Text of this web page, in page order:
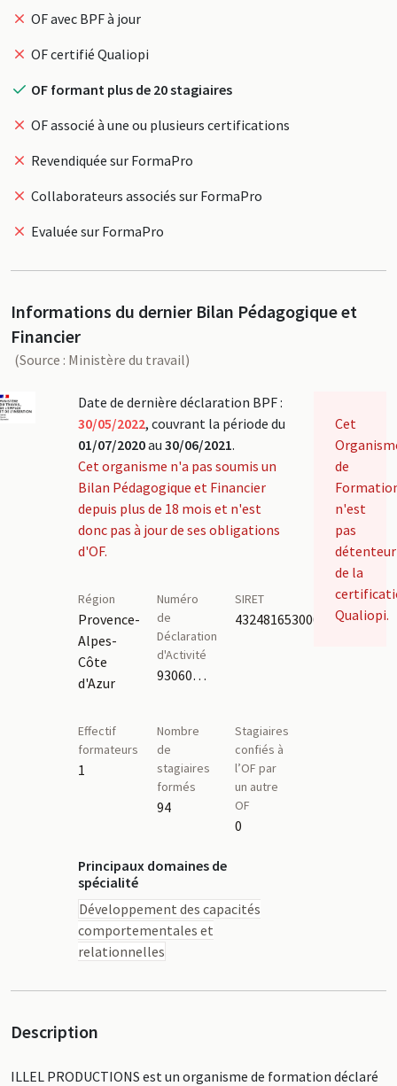
OF avec BPF à jour
OF certifié Qualiopi
OF formant plus de 20 stagiaires
OF associé à une ou plusieurs certifications
Revendiquée sur FormaPro
Collaborateurs associés sur FormaPro
Evaluée sur FormaPro
Informations du dernier Bilan Pédagogique et
Financier
(Source : Ministère du travail)
Date de dernière déclaration BPF :
30/05/2022, couvrant la période du
01/07/2020au 30/06/2021.
Cet organisme n'a pas soumis un
Bilan Pédagogique et Financier
depuis plus de 18 mois et n'est
donc pas à jour de ses obligations
d'OF.
Région
Provence-
Alpes-
Côte
d'Azur
Numéro
de
Déclaration
d'Activité
93060485506
SIRET
43248165300025
Effectif
formateurs
1
Nombre
de
stagiaires
formés
94
Stagiaires
confiés à
l’OF par
un autre
OF
0
Principaux domaines de
spécialité
Développement des capacités
comportementales et
relationnelles
Cet
de
n'est
pas
détenteur
de la
Qualiopi.
Description
ILLEL PRODUCTIONS est un organisme de formation déclaré